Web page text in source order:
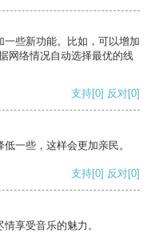
些新功能。比如，可以增加
网络情况自动选择最优的线
支持[0] 反对[0]
一些，这样会更加亲民。
支持[0] 反对[0]
享受音乐的魅力。